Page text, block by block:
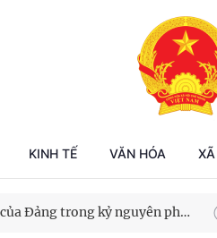
KINH TẾ VĂN HÓA
trong kỷ nguyên mới
Chiến dịch 500 ngày đêm tìm kiếm, quy tập và xác định danh tính hài cốt liệt sĩ
Bảo vệ nền tảng tư tưởng của Đảng trong kỷ nguyên phát triển mới
Trụ cột chiến lược, lâu dài